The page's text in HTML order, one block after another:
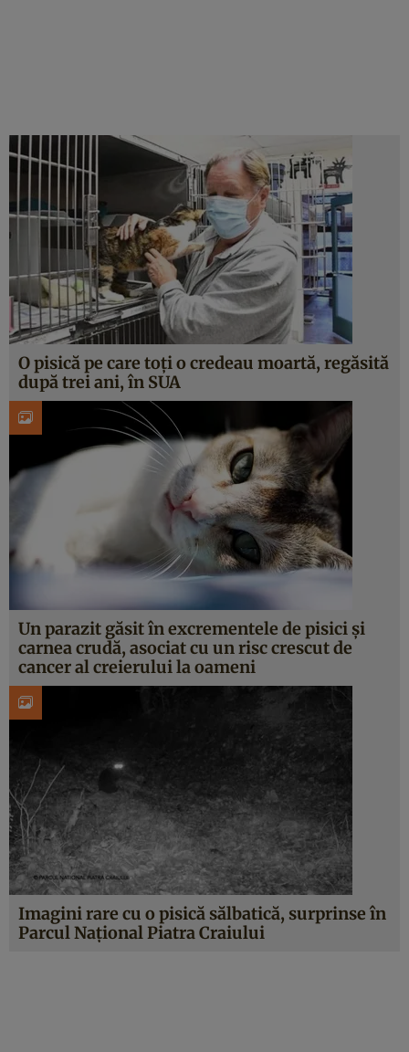
O pisică pe care toți o credeau moartă, regăsită
după trei ani, în SUA
Un parazit găsit în excrementele de pisici și
carnea crudă, asociat cu un risc crescut de
cancer al creierului la oameni
Imagini rare cu o pisică sălbatică, surprinse în
Parcul Național Piatra Craiului